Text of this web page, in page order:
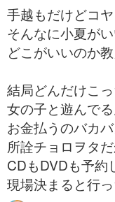
手越もだけどコ
そんなに小夏が
どこがいいのか
結局どんだけこ
女の子と遊んで
お金払うのバカ
所詮チョロヲタ
CDもDVDも予約
現場決まると行